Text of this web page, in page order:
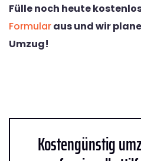
Fülle noch heute
Formularaus und wir
Umzug!
Kostengünstig